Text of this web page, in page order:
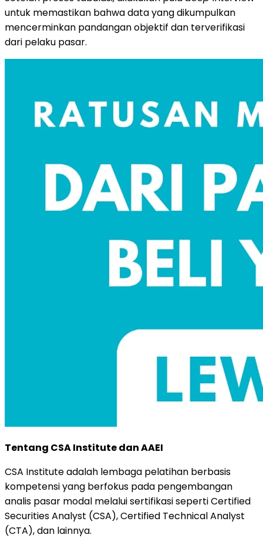
untuk memastikan bahwadatayangdikumpulkan
mencerminkan pandanganobjektif dan terverifikasi
dari pelaku pasar.
Tentang CSAInstitutedanAAEI
CSA Instituteadalah lembaga pelatihan berbasis
kompetensiyang berfokus pada pengembangan
analis pasar modal melaluisertifikasisepertiCertified
SecuritiesAnalyst (CSA),Certified TechnicalAnalyst
(CTA),dan lainnya.